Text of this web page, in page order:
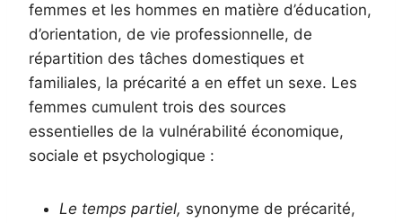
femmes et les hommes en matière d’éducation,
d’orientation, de vie professionnelle, de
répartition des tâches domestiques et
familiales, la précarité a en effet un sexe. Les
femmes cumulent trois des sources
essentielles de la vulnérabilité économique,
sociale et psychologique :
Le temps partiel, synonyme de précarité,